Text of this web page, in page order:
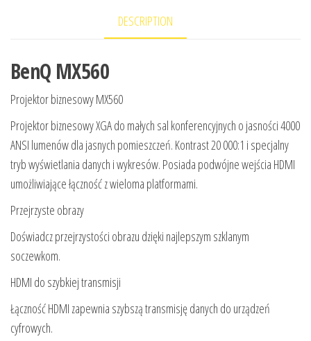
DESCRIPTION
BenQ MX560
Projektor biznesowy MX560
Projektor biznesowy XGA do małych sal konferencyjnych o jasności 4000
ANSI lumenów dla jasnych pomieszczeń. Kontrast 20 000:1 i specjalny
tryb wyświetlania danych i wykresów. Posiada podwójne wejścia HDMI
umożliwiające łączność z wieloma platformami.
Przejrzyste obrazy
Doświadcz przejrzystości obrazu dzięki najlepszym szklanym
soczewkom.
HDMI do szybkiej transmisji
Łączność HDMI zapewnia szybszą transmisję danych do urządzeń
cyfrowych.